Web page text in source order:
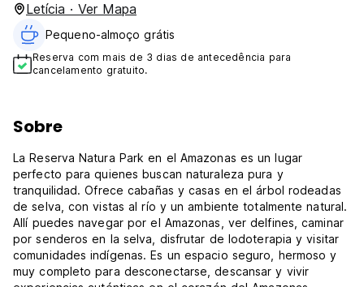
Letícia · Ver Mapa
Pequeno-almoço grátis
Reserva com mais de 3 dias de antecedência para
cancelamento gratuito.
Sobre
La Reserva Natura Park en el Amazonas es un lugar
perfecto para quienes buscan naturaleza pura y
tranquilidad. Ofrece cabañas y casas en el árbol rodeadas
de selva, con vistas al río y un ambiente totalmente natural.
Allí puedes navegar por el Amazonas, ver delfines, caminar
por senderos en la selva, disfrutar de lodoterapia y visitar
comunidades indígenas. Es un espacio seguro, hermoso y
muy completo para desconectarse, descansar y vivir